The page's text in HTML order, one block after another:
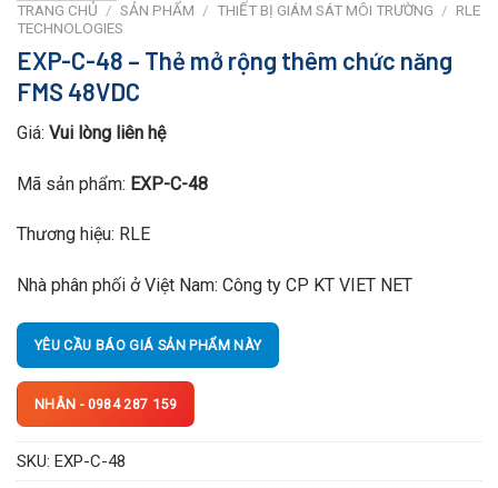
TRANG CHỦ / SẢN PHẨM / THIẾT BỊ GIÁM SÁT MÔI TRƯỜNG / RLE
TECHNOLOGIES
EXP-C-48 – Thẻ mở rộng thêm chức năng
FMS 48VDC
Giá: Vui lòng liên hệ
Mã sản phẩm: EXP-C-48
Thương hiệu: RLE
Nhà phân phối ở Việt Nam: Công ty CP KT VIET NET
YÊU CẦU BÁO GIÁ SẢN PHẨM NÀY
NHÂN - 0984 287 159
SKU: EXP-C-48